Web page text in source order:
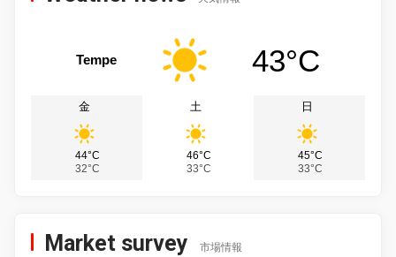
Tempe 43°C
金
44°C
32°C
土
46°C
33°C
日
45°C
33°C
Market survey 市場情報